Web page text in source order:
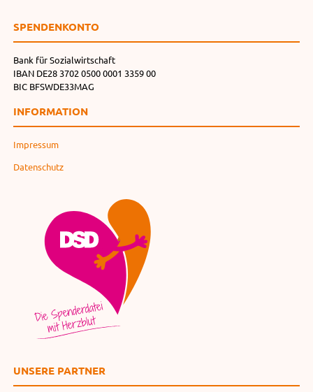
SPENDEN­KONTO
Bank für Sozialwirtschaft
IBAN DE28 3702 0500 0001 3359 00
BIC BFSWDE33MAG
INFORMATION
Impressum
Datenschutz
UNSERE PARTNER